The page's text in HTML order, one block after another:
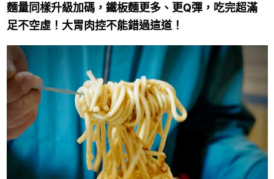
麵量同樣升級加碼，鐵板麵更多、更Q彈，吃完超滿
足不空虛！大胃肉控不能錯過這道！